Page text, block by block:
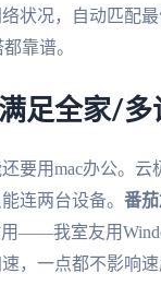
状况，自动匹配
靠谱。
足全家/多
要用mac办公。云
连两台设备。 番
——我室友用
，一点都不影响速